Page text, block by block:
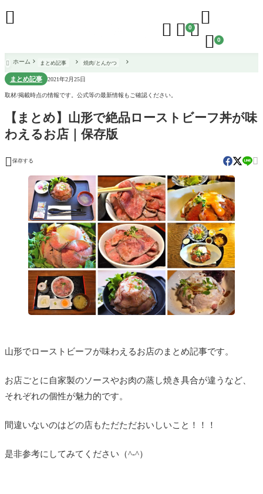
  0

 0

 ホーム まとめ記事 焼肉/とんかつ
まとめ記事 2021年2月25日
取材/掲載時点の情報です。公式等の最新情報もご確認ください。
【まとめ】山形で絶品ローストビーフ丼が味
わえるお店｜保存版
 保存する 
山形でローストビーフが味わえるお店のまとめ記事です。
お店ごとに自家製のソースやお肉の蒸し焼き具合が違うなど、
それぞれの個性が魅力的です。
間違いないのはどの店もただただおいしいこと！！！
是非参考にしてみてください（^-^）